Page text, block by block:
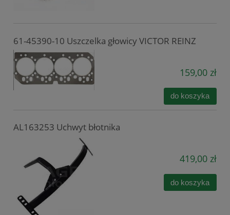
61-45390-10 Uszczelka głowicy VICTOR REINZ
159,00 zł
do koszyka
AL163253 Uchwyt błotnika
419,00 zł
do koszyka